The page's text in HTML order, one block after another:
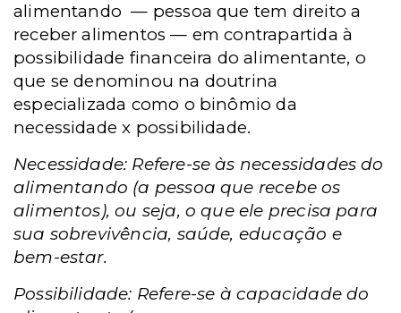
alimentando — pessoa que tem direito a
receber alimentos — em contrapartida à
possibilidade financeira do alimentante, o
que se denominou na doutrina
especializada como o binômio da
necessidade x possibilidade.
Necessidade: Refere-se às necessidades do
alimentando (a pessoa que recebe os
alimentos), ou seja, o que ele precisa para
sua sobrevivência, saúde, educação e
bem-estar.
Possibilidade: Refere-se à capacidade do